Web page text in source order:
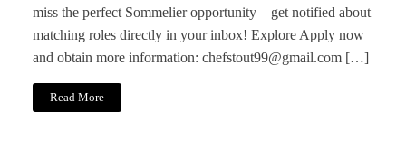
miss the perfect Sommelier opportunity—get notified about
matching roles directly in your inbox! Explore Apply now
and obtain more information: chefstout99@gmail.com […]
Read More